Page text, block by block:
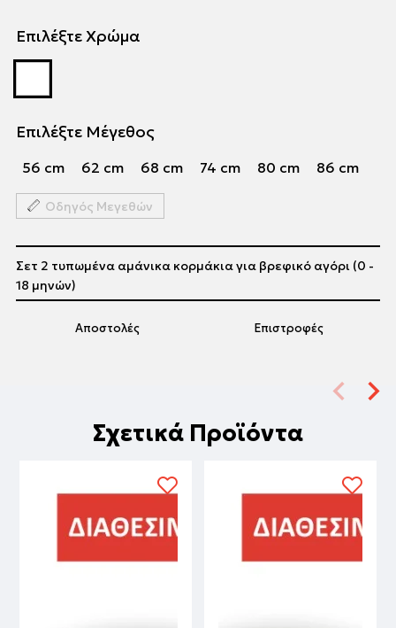
Επιλέξτε Χρώμα
Επιλέξτε Μέγεθος
56 cm 62 cm 68 cm 74 cm 80 cm 86 cm
Οδηγός Μεγεθών
Αποστολές Επιστροφές
Σετ 2 τυπωμένα αμάνικα κορμάκια για βρεφικό αγόρι (0 -
18 μηνών)
Σχετικά Προϊόντα